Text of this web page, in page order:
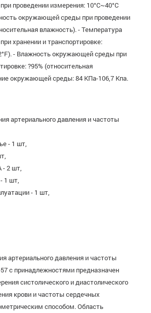
проведении измерения: 10°C~40°C
окружающей среды при проведении
влажность). - Температура
хранении и транспортировке:
- Влажность окружающей среды при
?95% (относительная
окружающей среды: 84 КПа-106,7 Кпа.
артериального давления и частоты
- 1 шт,
- 2 шт,
1 шт,
- 1 шт,
артериального давления и частоты
с принадлежностями предназначен
систолического и диастолического
крови и частоты сердечных
способом. Область